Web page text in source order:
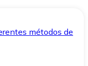
métodos de